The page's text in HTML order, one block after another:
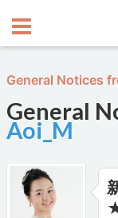
General Notices
General
Aoi_M